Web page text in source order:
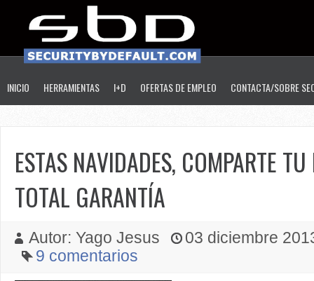
INICIO HERRAMIENTAS I+D OFERTAS DE EMPLEO CONTACTA/SOBRE
ESTAS NAVIDADES, COMPARTE
TOTAL GARANTÍA
Autor: Yago Jesus
03 diciembre
9 comentarios